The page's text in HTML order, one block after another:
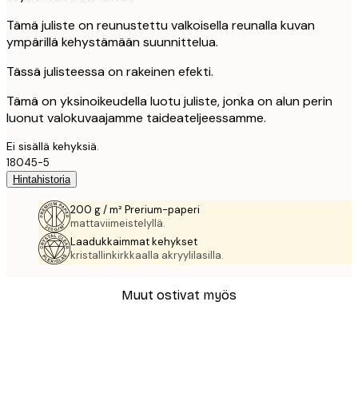
Tämä juliste on reunustettu valkoisella reunalla kuvan
ympärillä kehystämään suunnittelua.
Tässä julisteessa on rakeinen efekti.
Tämä on yksinoikeudella luotu juliste, jonka on alun perin
luonut valokuvaajamme taideateljeessamme.
Ei sisällä kehyksiä.
18045-5
Hintahistoria
200 g / m² Prerium-paperi
mattaviimeistelyllä.
Laadukkaimmat kehykset
kristallinkirkkaalla akryylilasilla.
Muut ostivat myös